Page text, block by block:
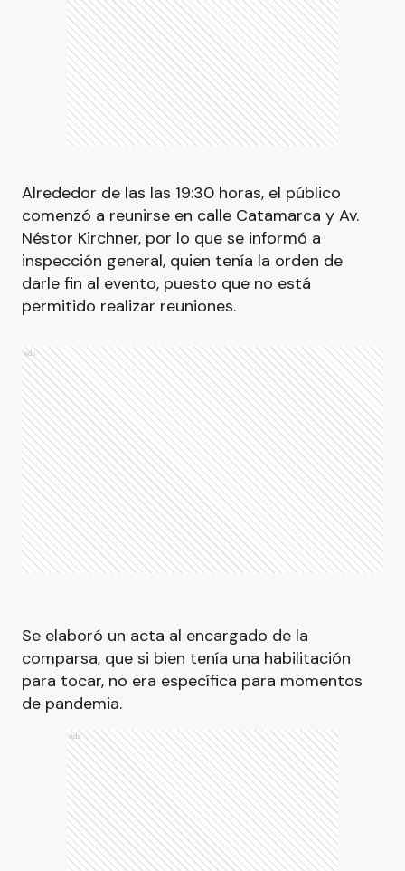
Alrededor de las las 19:30 horas, el público
comenzó a reunirse en calle Catamarca y Av.
Néstor Kirchner, por lo que se informó a
inspección general, quien tenía la orden de
darle fin al evento, puesto que no está
permitido realizar reuniones.
Ads
Se elaboró un acta al encargado de la
comparsa, que si bien tenía una habilitación
para tocar, no era específica para momentos
de pandemia.
Ads